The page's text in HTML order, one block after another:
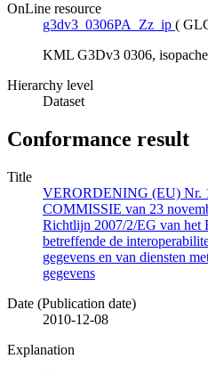
OnLine resource
g3dv3_0306PA_Zz_ip (
KML G3Dv3 0306,
Hierarchy level
Dataset
Conformance result
Title
VERORDENING (EU) Nr.
COMMISSIE van 23
Richtlijn 2007/2/EG van het
betreffende de
gegevens en van diensten
gegevens
Date (Publication date)
2010-12-08
Explanation